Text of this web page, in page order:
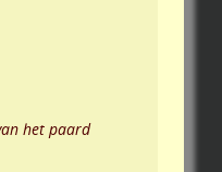
het paard